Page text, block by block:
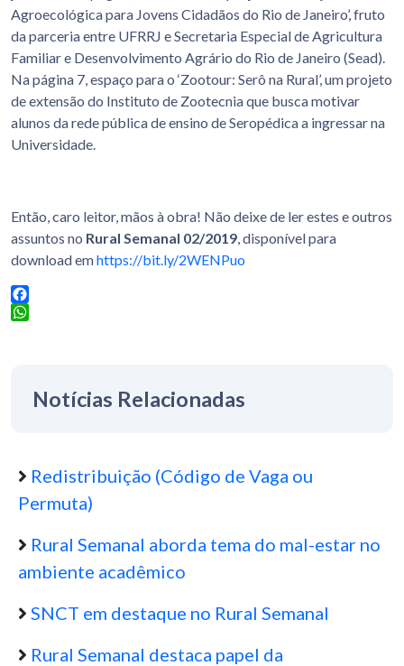
Agroecológica para Jovens Cidadãos do Rio de Janeiro’, fruto
da parceria entre UFRRJ e Secretaria Especial de Agricultura
Familiar e Desenvolvimento Agrário do Rio de Janeiro (Sead).
Na página 7, espaço para o ‘Zootour: Serô na Rural’, um projeto
de extensão do Instituto de Zootecnia que busca motivar
alunos da rede pública de ensino de Seropédica a ingressar na
Universidade.
Então, caro leitor, mãos à obra! Não deixe de ler estes e outros
assuntos no Rural Semanal 02/2019 , disponível para
download emhttps://bit.ly/2WENPuo
Facebook
Notícias Relacionadas
Redistribuição (Código de Vaga ou
Permuta)
Rural Semanal aborda tema do mal-estar no
ambiente acadêmico
SNCT em destaque no Rural Semanal
Rural Semanal destaca papel da